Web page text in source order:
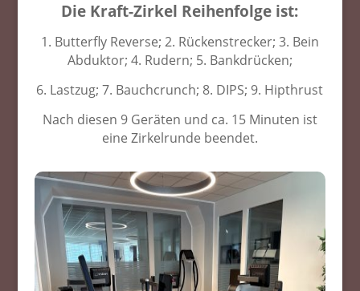
Die Kraft-Zirkel Reihenfolge ist:
1. Butterfly Reverse; 2. Rückenstrecker; 3. Bein
Abduktor; 4. Rudern; 5. Bankdrücken;
6. Lastzug; 7. Bauchcrunch; 8. DIPS; 9. Hipthrust
Nach diesen 9 Geräten und ca. 15 Minuten ist
eine Zirkelrunde beendet.